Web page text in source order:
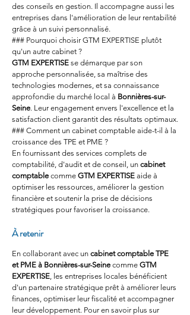
des conseils en gestion. Il accompagne aussi les
entreprises dans l'amélioration de leur rentabilité
grâce à un suivi personnalisé.
### Pourquoi choisir GTM EXPERTISE plutôt
qu'un autre cabinet ?
GTM EXPERTISE se démarque par son
approche personnalisée, sa maîtrise des
technologies modernes, et sa connaissance
approfondie du marché local à Bonnières-sur-
Seine. Leur engagement envers l'excellence et la
satisfaction client garantit des résultats optimaux.
### Comment un cabinet comptable aide-t-il à la
croissance des TPE et PME ?
En fournissant des services complets de
comptabilité, d'audit et de conseil, un cabinet
comptable comme GTM EXPERTISE aide à
optimiser les ressources, améliorer la gestion
financière et soutenir la prise de décisions
stratégiques pour favoriser la croissance.
À retenir
En collaborant avec un cabinet comptable TPE
et PME à Bonnières-sur-Seine comme GTM
EXPERTISE, les entreprises locales bénéficient
d'un partenaire stratégique prêt à améliorer leurs
finances, optimiser leur fiscalité et accompagner
leur développement. Pour en savoir plus sur